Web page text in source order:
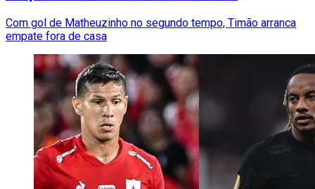
Com gol de Matheuzinho no segundo tempo, Timão arranca
empate fora de casa